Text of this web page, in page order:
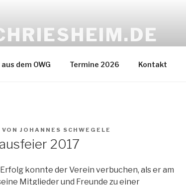
dem OWG Termine 2026 Kontakt
VON JOHANNES SCHWEGELE
2017
konnte der Verein verbuchen, als er am
Mitglieder und Freunde zu einer